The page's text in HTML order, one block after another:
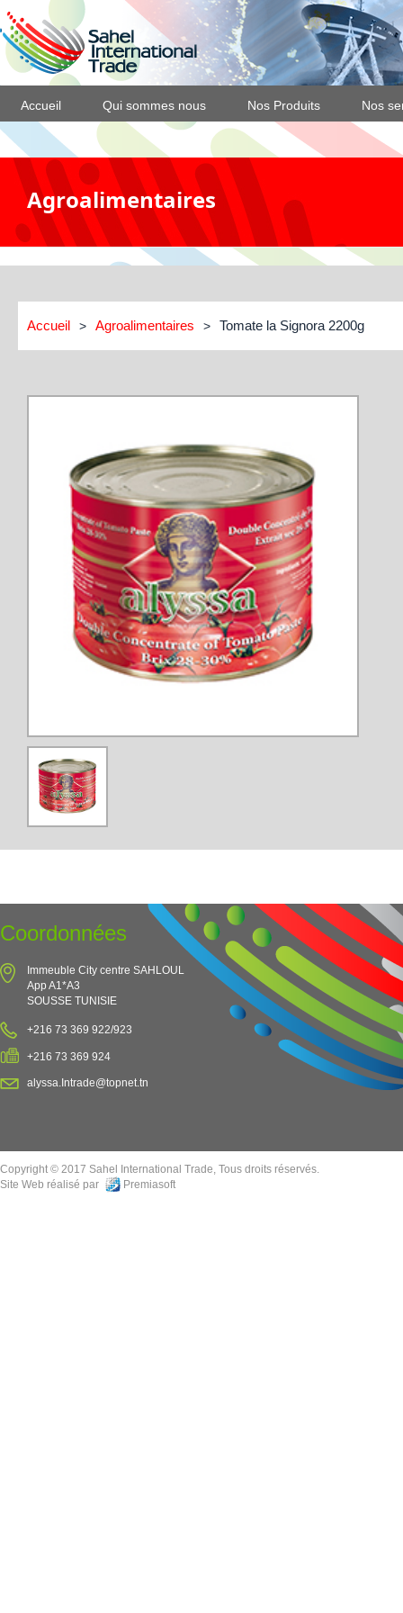
Accueil Qui sommes nous Nos Produits Nos
Agroalimentaires
Accueil > Agroalimentaires > Tomate la Signora 2200g
Coordonnées
Immeuble City centre SAHLOUL
App A1*A3
SOUSSE TUNISIE
+216 73 369 922/923
+216 73 369 924
alyssa.Intrade@topnet.tn
Copyright © 2017 Sahel International Trade, Tous droits réservés.
Site Web réalisé par
Premiasoft